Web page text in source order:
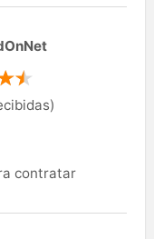
contratar